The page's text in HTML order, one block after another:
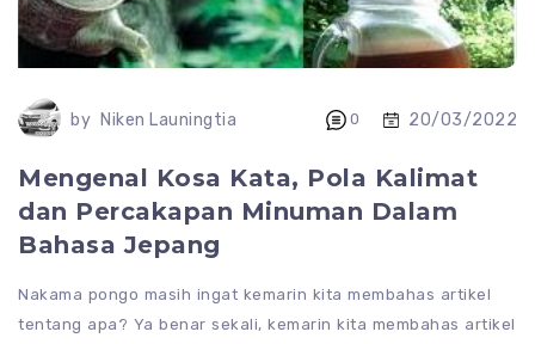
by Niken Launingtia 0 20/03/2022
Mengenal Kosa Kata, Pola Kalimat
dan Percakapan Minuman Dalam
Bahasa Jepang
Nakama pongo masih ingat kemarin kita membahas artikel
tentang apa? Ya benar sekali, kemarin kita membahas artikel